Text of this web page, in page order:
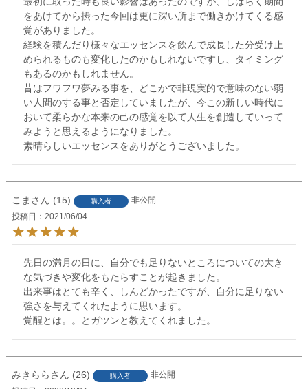
をあけてから摂った今回は更に深い所まで働きかけてくる感
覚がありました。
経験を積んだり様々なエッセンスを飲んで成長した分受け止
められるものも変化したのかもしれないですし、タイミング
もあるのかもしれません。
昔はフワフワ夢みる事を、どこかで非現実的で意味のない弱
い人間のする事と否定していましたが、今この新しい時代に
おいて柔らかな本来の己の感覚を以て人生を創造していって
みようと思えるようになりました。
素晴らしいエッセンスをありがとうございました。
こま 15 購入者
非公開
投稿日
2021/06/04
先日の満月の日に、自分でも足りないところについての大き
な気づきや変化をもたらすことが起きました。
出来事はとても辛く、しんどかったですが、自分に足りない
強さを与えてくれたように思います。
覚醒とは。。とガツンと教えてくれました。
みきらら 26 購入者
非公開